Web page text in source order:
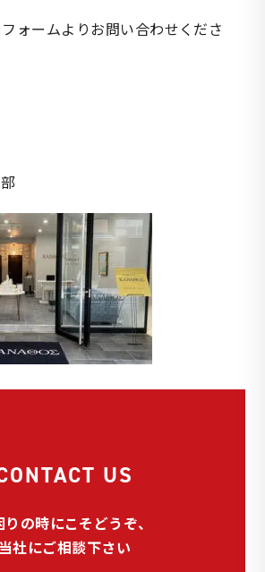
ォームよりお問い合わせくださ
US
りの時にこそどうぞ、
当社にご相談下さい